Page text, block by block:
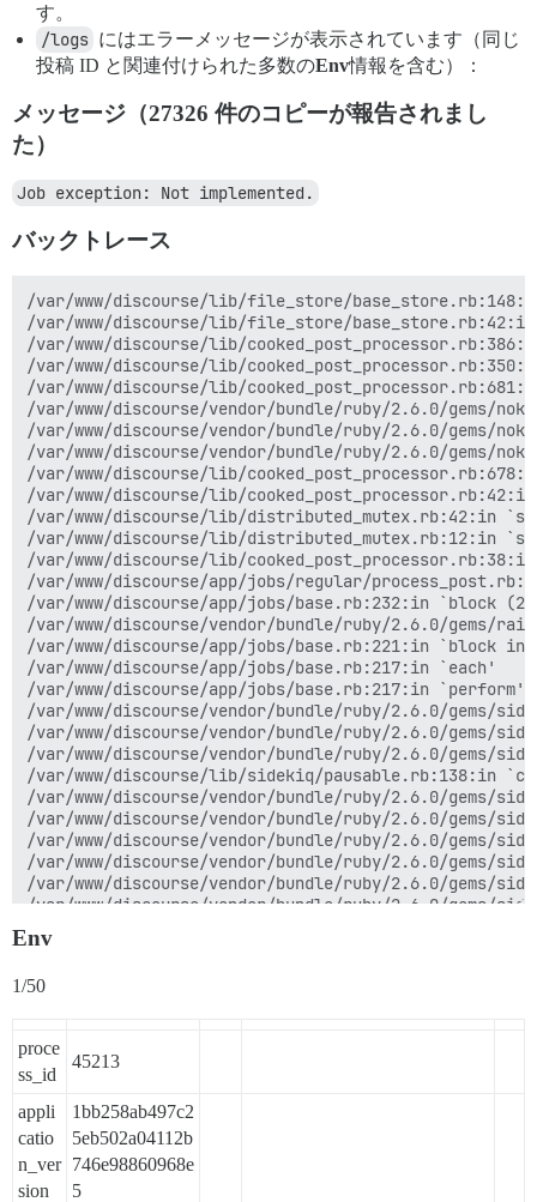
す。
/logs にはエラーメッセージが表示されています（同じ
投稿 ID と関連付けられた多数のEnv情報を含む）：
メッセージ（27326 件のコピーが報告されまし
た）
Job exception: Not implemented.
バックトレース
/var/www/discourse/lib/file_store/
/var/www/discourse/lib/file_store/
/var/www/discourse/lib/
/var/www/discourse/lib/
/var/www/discourse/lib/
/var/www/discourse/vendor/bundle/ruby/2.6.0/
/var/www/discourse/vendor/bundle/ruby/2.6.0/gems/
/var/www/discourse/vendor/bundle/ruby/2.6.0/gems/
/var/www/discourse/lib/
/var/www/discourse/lib/
/var/www/discourse/lib/distributed_mutex.rb:42:in
/var/www/discourse/lib/distributed_mutex.rb:12:in
/var/www/discourse/lib/
/var/www/discourse/app/jobs/regular/
/var/www/discourse/app/jobs/base.rb:232:in `block
/var/www/discourse/vendor/bundle/ruby/2.6.0/gems/
/var/www/discourse/app/jobs/base.rb:221:in `block in
/var/www/discourse/app/jobs/base.rb:217:in `each'
/var/www/discourse/app/jobs/base.rb:217:in `perform'
/var/www/discourse/vendor/bundle/ruby/2.6.0/gems/
/var/www/discourse/vendor/bundle/ruby/2.6.0/
/var/www/discourse/vendor/bundle/ruby/2.6.0/
/var/www/discourse/lib/sidekiq/pausable.rb:138:in
/var/www/discourse/vendor/bundle/ruby/2.6.0/
/var/www/discourse/vendor/bundle/ruby/2.6.0/gems/
/var/www/discourse/vendor/bundle/ruby/2.6.0/
/var/www/discourse/vendor/bundle/ruby/2.6.0/
/var/www/discourse/vendor/bundle/ruby/2.6.0/
/var/www/discourse/vendor/bundle/ruby/2.6.0/
/var/www/discourse/vendor/bundle/ruby/2.6.0/
/var/www/discourse/vendor/bundle/ruby/2.6.0/
/var/www/discourse/vendor/bundle/ruby/2.6.0/
/var/www/discourse/vendor/bundle/ruby/2.6.0/
/var/www/discourse/vendor/bundle/ruby/2.6.0/gems/
/var/www/discourse/vendor/bundle/ruby/2.6.0/
/var/www/discourse/vendor/bundle/ruby/2.6.0/
/var/www/discourse/vendor/bundle/ruby/2.6.0/gems/
Env
1/50
proce
ss_id
45213
appli
catio
n_ver
sion
1bb258ab497c2
5eb502a04112b
746e98860968e
5